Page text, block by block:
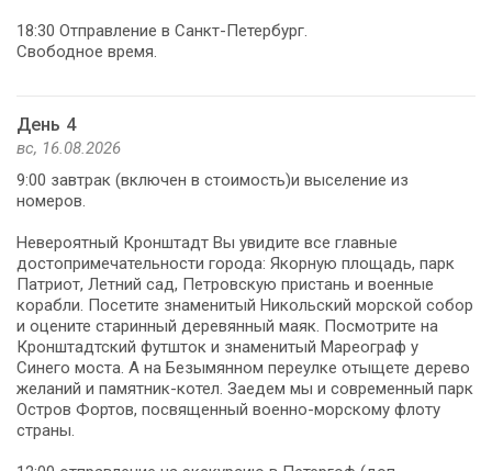
18:30 Отправление в Санкт-Петербург.
Свободное время.
День 4
вс, 16.08.2026
9:00 завтрак (включен в стоимость)и выселение из
номеров.
Невероятный Кронштадт Вы увидите все главные
достопримечательности города: Якорную площадь, парк
Патриот, Летний сад, Петровскую пристань и военные
корабли. Посетите знаменитый Никольский морской собор
и оцените старинный деревянный маяк. Посмотрите на
Кронштадтский футшток и знаменитый Мареограф у
Синего моста. А на Безымянном переулке отыщете дерево
желаний и памятник-котел. Заедем мы и современный парк
Остров Фортов, посвященный военно-морскому флоту
страны.